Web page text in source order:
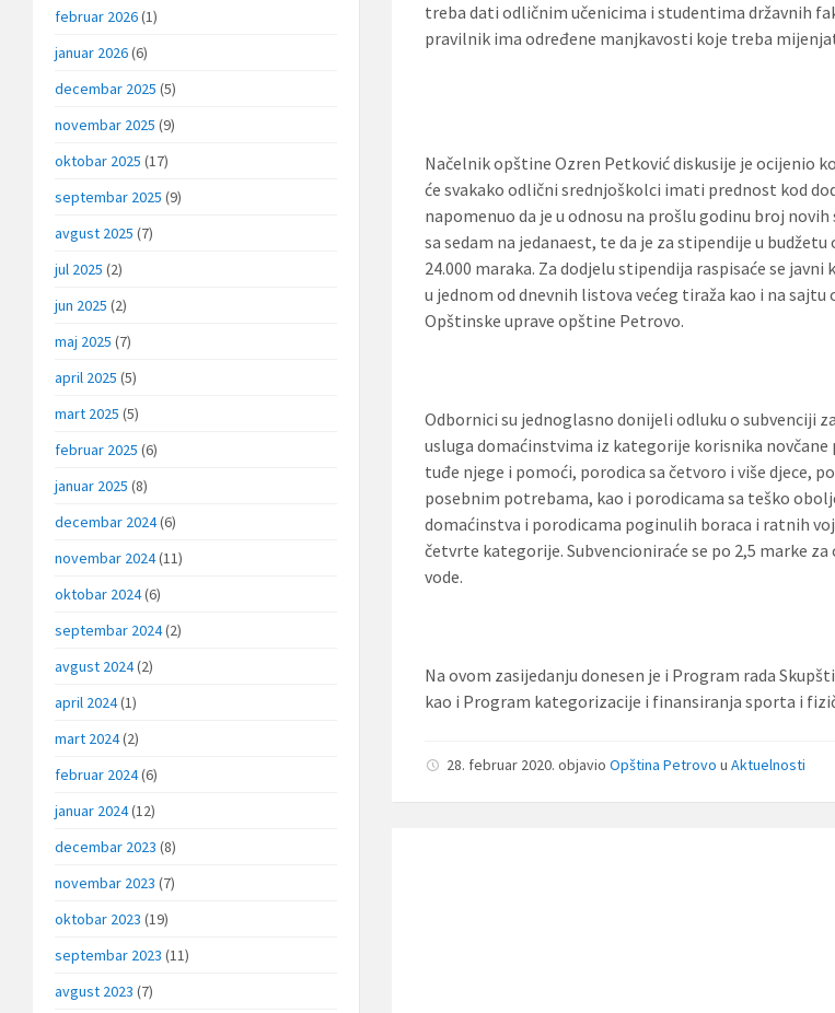
treba dati odličnim učenicima i studentima državnih
pravilnik ima određene manjkavosti koje treba
Načelnik opštine Ozren Petković diskusije je ocijenio
će svakako odlični srednjoškolci imati prednost kod
napomenuo da je u odnosu na prošlu godinu broj
sa sedam na jedanaest, te da je za stipendije u
24.000 maraka. Za dodjelu stipendija raspisaće se
u jednom od dnevnih listova većeg tiraža kao i na
Opštinske uprave opštine Petrovo.
Odbornici su jednoglasno donijeli odluku o subvenciji
usluga domaćinstvima iz kategorije korisnika
tuđe njege i pomoći, porodica sa četvoro i više djece,
posebnim potrebama, kao i porodicama sa teško
domaćinstva i porodicama poginulih boraca i ratnih
četvrte kategorije. Subvencioniraće se po 2,5 marke
vode.
Na ovom zasijedanju donesen je i Program rada
kao i Program kategorizacije i finansiranja sporta i
28. februar 2020.objavioOpština Petrovo uAktuelnosti
februar 2026(1)
januar 2026(6)
decembar 2025 (5)
novembar 2025 (9)
oktobar 2025 (17)
septembar 2025 (9)
avgust 2025 (7)
jul 2025 (2)
jun 2025 (2)
maj 2025 (7)
april 2025 (5)
mart 2025 (5)
februar 2025 (6)
januar 2025 (8)
decembar 2024(6)
novembar 2024(11)
oktobar 2024(6)
septembar 2024(2)
avgust 2024(2)
april 2024(1)
mart 2024(2)
februar 2024(6)
januar 2024(12)
decembar 2023 (8)
novembar 2023 (7)
oktobar 2023 (19)
septembar 2023 (11)
avgust 2023 (7)